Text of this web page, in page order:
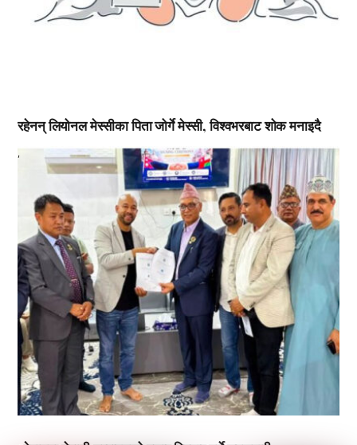
रहेनन् लियोनल मेस्सीका पिता जोर्गे मेस्सी, विश्वभरबाट शोक मनाइदै
,